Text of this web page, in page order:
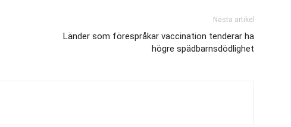
Nästa artikel
Länder som förespråkar vaccination tenderar ha
högre spädbarnsdödlighet